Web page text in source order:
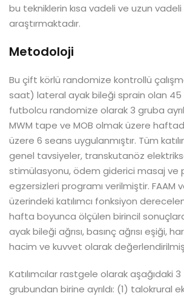
bu tekniklerin kısa vadeli ve uzun
araştırmaktadır.
Metodoloji
Bu çift körlü randomize kontrollü
saat) lateral ayak bileği sprain olan 45
futbolcu randomize olarak 3 gruba
MWM tape ve MOB olmak üzere
üzere 6 seans uygulanmıştır. Tüm
genel tavsiyeler, transkutanöz
stimülasyonu, ödem giderici masaj ve
egzersizleri programı verilmiştir. FAAM
üzerindeki katılımcı fonksiyon
hafta boyunca ölçülen birincil
ayak bileği ağrısı, basınç ağrısı eşiği,
hacim ve kuvvet olarak
Katılımcılar rastgele olarak aşağıdaki
grubundan birine ayrıldı: (1) talokrural